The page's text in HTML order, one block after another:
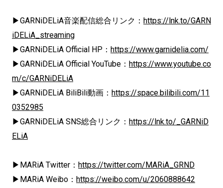
▶GARNiDELiA音楽配信総合リンク： https://lnk.to/GARN
iDELiA_streaming
▶GARNiDELiA Official HP： https://www.garnidelia.com/
▶GARNiDELiA Official YouTube： https://www.youtube.co
m/c/GARNiDELiA
▶GARNiDELiA BiliBili動画： https://space.bilibili.com/11
0352985
▶GARNiDELiA SNS総合リンク： https://lnk.to/_GARNiD
ELiA
▶MARiA Twitter： https://twitter.com/MARiA_GRND
▶MARiA Weibo： https://weibo.com/u/2060888642